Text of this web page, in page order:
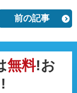
前の記事
無料!お